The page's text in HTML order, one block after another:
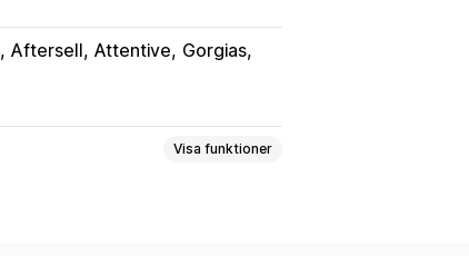
Aftersell Attentive Gorgias
Visa funktioner